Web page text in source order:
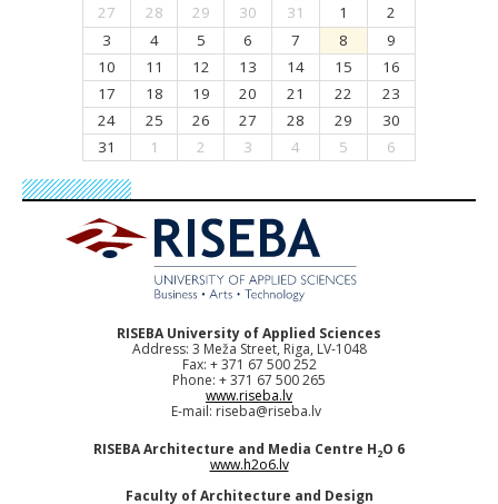
27
28 29 30 31 1
2
3
4 5 6 7 8
9
10
11 12 13 14 15
16
17
18 19 20 21 22
23
24
25 26 27 28 29
30
31
1 2 3 4 5 6
RISEBA University of Applied Sciences
Address: 3 Meža Street, Riga, LV-1048
Fax: + 371 67 500 252
Phone: + 371 67 500 265
www.riseba.lv
E-mail: riseba@riseba.lv
RISEBA Architecture and Media Centre H2O 6
www.h2o6.lv
Faculty of Architecture and Design